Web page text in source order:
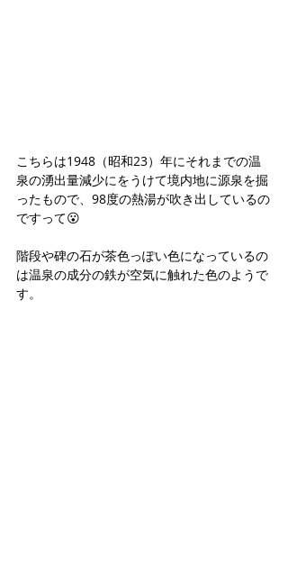
こちらは1948（昭和23）年にそれまでの温
泉の湧出量減少にをうけて境内地に源泉を掘
ったもので、98度の熱湯が吹き出しているの
ですって😮
階段や碑の石が茶色っぽい色になっているの
は温泉の成分の鉄が空気に触れた色のようで
す。